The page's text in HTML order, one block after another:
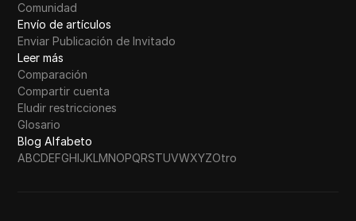
Comunidad
Envío de artículos
Enviar Publicación de Invitado
Leer más
Comparación
Compartir cuenta
Eludir restricciones
Glosario
Blog Alfabeto
ABCDEFGHIJKLMNOPQRSTUVWXYZOtro